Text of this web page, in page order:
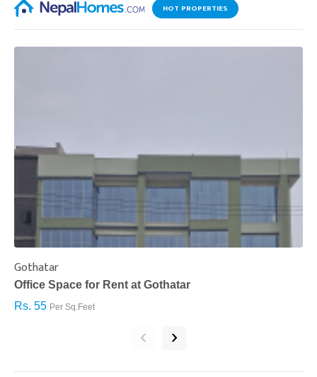
HOT PROPERTIES
Gothatar
Office Space for Rent at Gothatar
Rs. 55 Per Sq.Feet
‹ ›